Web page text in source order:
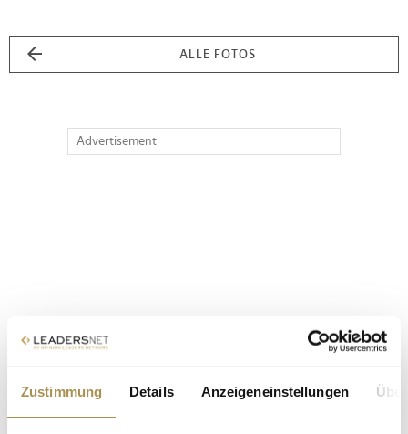
Zustimmung Details Anzeigeneinstellungen
ALLE FOTOS
Advertisement